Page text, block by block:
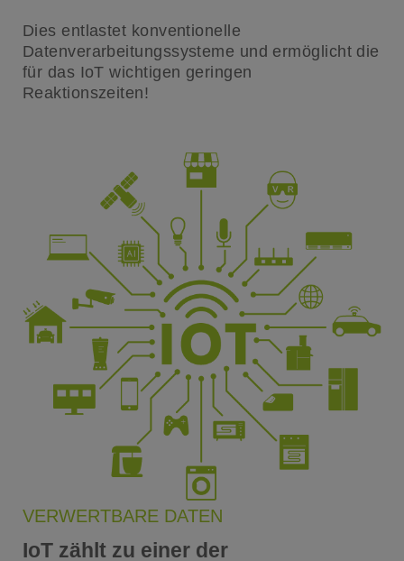
Dies entlastet konventionelle
Datenverarbeitungssysteme und ermöglicht die
für das IoT wichtigen geringen
Reaktionszeiten!
VERWERTBARE DATEN
IoT zählt zu einer der